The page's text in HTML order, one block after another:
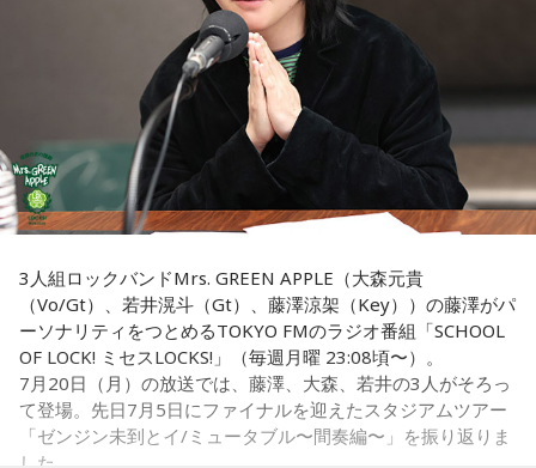
■監修者プロフィール：草彅健太（くさなぎ・けんた）
東京池袋占い館セレーネ所属。メンタルケアカウンセラー。
鑑定件数は若い女性を中心に7,000件を超え、占いイベントや
アプリの監修も手がける。また、イベントMCや声優としての
活動もしており、芸能関係者からの依頼も多い。
Webサイト：https://selene-uranai.com/
YouTube：
https://youtu.be/UHrZuZcHTj4
寅の日とは、12日に一度巡ってくる吉日
虎は古くから「千里行って千里帰る」という言い伝えがあ
り、「出ていったものが無事に戻ってくる」と考えられてき
ました。そのため、お金や旅に関する縁起の良い日として親
しまれています。
このことから、寅の日は次のようなタイミングに選ぶ人もい
ます。
・財布を新調する
・財布を使い始める
・銀行口座を開設する
・旅行や出張へ出発する
・新しい挑戦を始める
3人組ロックバンドMrs. GREEN APPLE（大森元貴
（Vo/Gt）、若井滉斗（Gt）、藤澤涼架（Key））の藤澤がパ
ーソナリティをつとめるTOKYO FMのラジオ番組「SCHOOL
OF LOCK! ミセスLOCKS!」（毎週月曜 23:08頃〜）。
7月20日（月）の放送では、藤澤、大森、若井の3人がそろっ
て登場。先日7月5日にファイナルを迎えたスタジアムツアー
「ゼンジン未到とイ/ミュータブル〜間奏編〜」を振り返りま
した。